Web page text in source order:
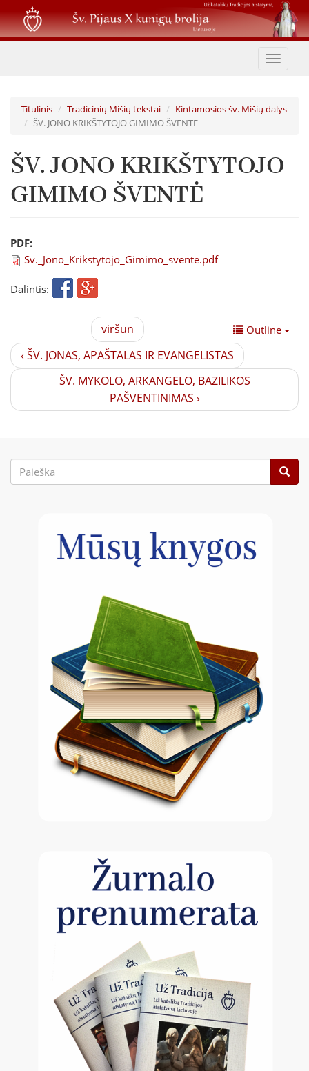
Pereiti
į
pagrindinį
Toggle
Titulinis Tradicinių Mišių tekstai
Kintamosios šv. Mišių dalys
ŠV. JONO KRIKŠTYTOJO GIMIMO ŠVENTĖ
ŠV. JONO KRIKŠTYTOJO
GIMIMO ŠVENTĖ
PDF:
Sv._Jono_Krikstytojo_Gimimo_svente.pdf
Dalintis:
Outline
‹ ŠV. JONAS, APAŠTALAS IR EVANGELISTAS
viršun
ŠV. MYKOLO, ARKANGELO, BAZILIKOS
PAŠVENTINIMAS ›
Paieškos